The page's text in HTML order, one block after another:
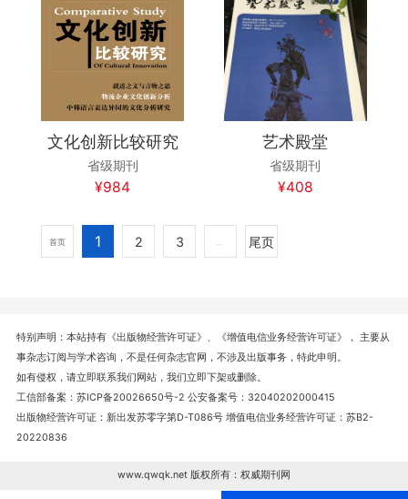
文化创新比较研究
省级期刊
¥984
艺术殿堂
省级期刊
¥408
首页 1 2 3 尾页
特别声明：本站持有《出版物经营许可证》、《增值电信业务经营许可证》， 主要从
事杂志订阅与学术咨询，不是任何杂志官网，不涉及出版事务，特此申明。
如有侵权，请立即联系我们网站，我们立即下架或删除。
工信部备案：苏ICP备20026650号-2 公安备案号：32040202000415
出版物经营许可证：新出发苏零字第D-T086号 增值电信业务经营许可证：苏B2-
20220836
www.qwqk.net 版权所有：权威期刊网